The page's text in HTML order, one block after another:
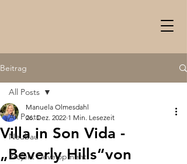
Beitrag
All Posts
Neubau
Projekt Development
All Posts
Villa in Son Vida -
„Beverly Hills“von
Manuela Olmesdahl
26. Dez. 2022 1 Min. Lesezeit